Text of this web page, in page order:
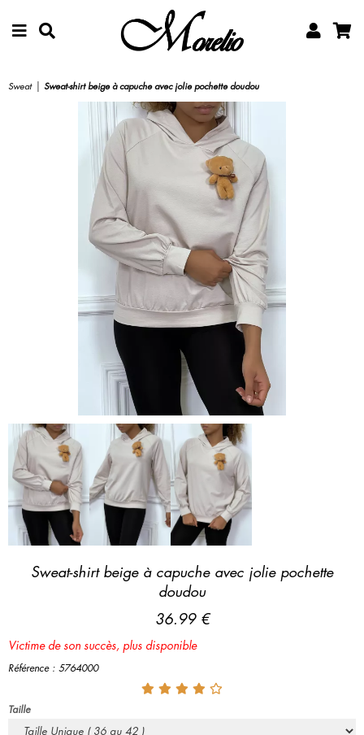
Sweat | Sweat-shirt beige à capuche avec jolie pochette doudou
Sweat-shirt beige à capuche avec jolie pochette
doudou
36.99 €
Victime de son succès, plus disponible
Référence : 5764000
Taille